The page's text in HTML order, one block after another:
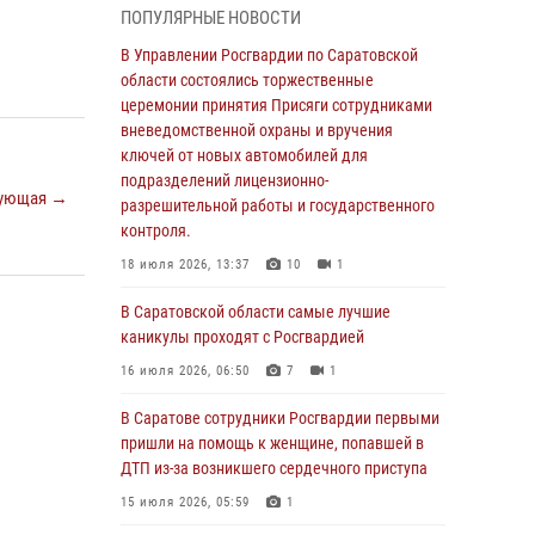
→
В Саратовской области сотрудники
Росгвардии помогли вернуться домой
потерявшейся пенсионерке
21 июля 2026, 10:38
В Управлении Росгвардии по Саратовской
области состоялись торжественные
церемонии принятия Присяги сотрудниками
вневедомственной охраны и вручения
ключей от новых автомобилей для
разрешительной работы и государственного
18 июля 2026, 13:37 10 1
В Саратовской области самые лучшие
16 июля 2026, 06:50 7 1
ПОПУЛЯРНЫЕ НОВОСТИ
В Управлении Росгвардии по Саратовской
области состоялись торжественные
церемонии принятия Присяги сотрудниками
вневедомственной охраны и вручения
ключей от новых автомобилей для
подразделений лицензионно-
разрешительной работы и государственного
контроля.
18 июля 2026, 13:37 10 1
В Саратовской области самые лучшие
каникулы проходят с Росгвардией
16 июля 2026, 06:50 7 1
В Саратове сотрудники Росгвардии первыми
пришли на помощь к женщине, попавшей в
ДТП из-за возникшего сердечного приступа
15 июля 2026, 05:59 1